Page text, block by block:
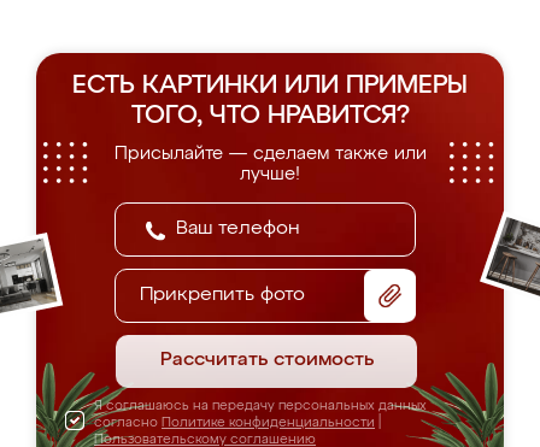
ЕСТЬ КАРТИНКИ ИЛИ ПРИМЕРЫ
ТОГО, ЧТО НРАВИТСЯ?
Присылайте — сделаем также или
лучше!
Прикрепить фото
Рассчитать стоимость
Я соглашаюсь на передачу персональных данных
согласно Политике конфиденциальности
Пользовательскому соглашению